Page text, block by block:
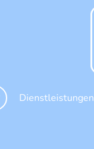
Dienstleistungen